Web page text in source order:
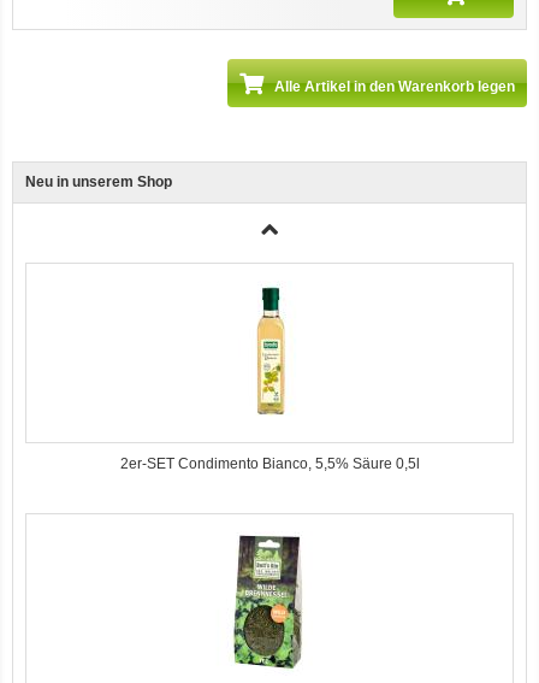
Neu in unserem Shop
2er-SET Condimento Bianco, 5,5% Säure 0,5l
Alle Artikel in den Warenkorb legen